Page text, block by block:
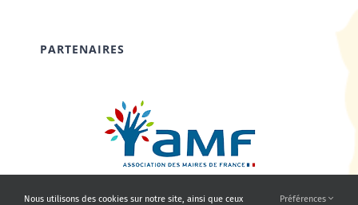
PARTENAIRES
Nous utilisons des cookies sur notre site, ainsi que ceux Préférences